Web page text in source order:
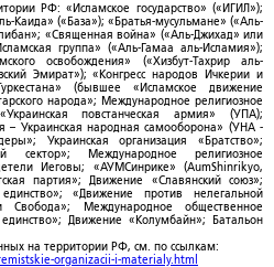
РФ: «Исламское государство» («ИГИЛ»);
Каида» («База»); «Братья-мусульмане» («Аль-
«Священная война» («Аль-Джихад» или
группа» («Аль-Гамаа аль-Исламия»);
освобождения» («Хизбут-Тахрир аль-
Эмират»); «Конгресс народов Ичкерии и
(бывшее «Исламское движение
народа»; Международное религиозное
повстанческая армия» (УПА);
– Украинская народная самооборона» (УНА -
Украинская организация «Братство»;
сектор»; Международное религиозное
Иеговы; «АУМСинрике» (AumShinrikyo,
партия»; Движение «Славянский союз»;
«Движение против нелегальной
Международное общественное
Движение «Колумбайн»; Батальон
на территории РФ, см. по ссылкам:
organizacii-i-materialy.html